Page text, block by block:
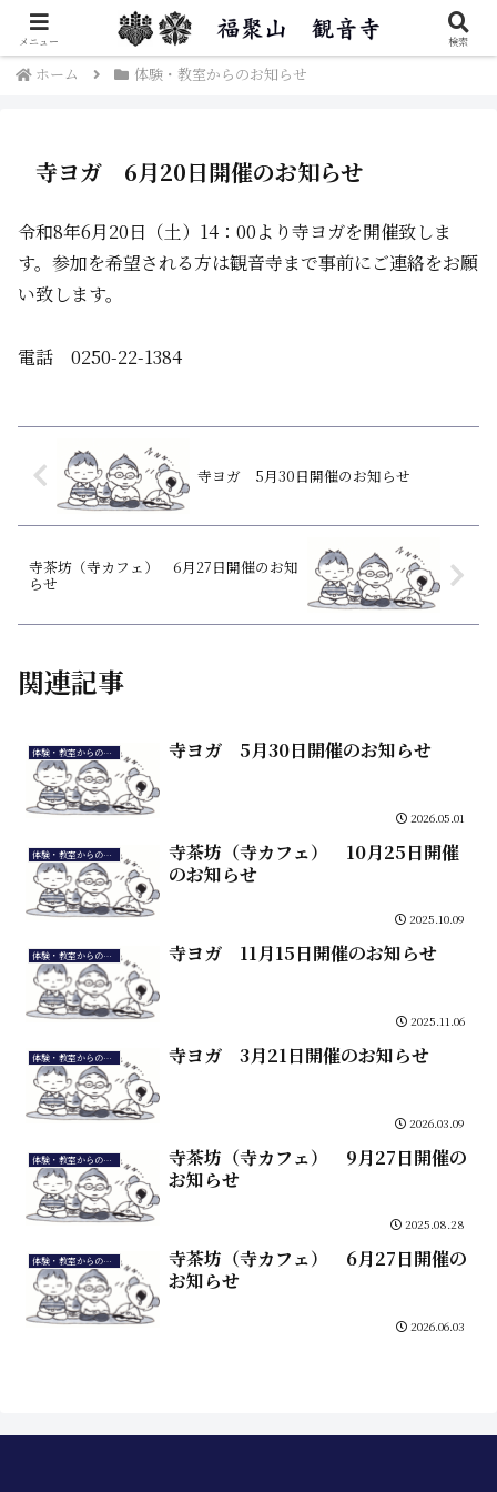
秋葉区福聚楽山観音寺のご紹介です。
ホーム 体験・教室からのお知らせ
寺ヨガ 6月20日開催のお知らせ
令和8年6月20日（土）14：00より寺ヨガを開催致しま
す。参加を希望される方は観音寺まで事前にご連絡をお願
い致します。
電話 0250-22-1384
寺ヨガ 5月30日開催のお知らせ
寺茶坊（寺カフェ） 6月27日開催のお知
らせ
関連記事
体験・教室からのお知らせ 寺ヨガ 5月30日開催のお知らせ
2026.05.01
体験・教室からのお知らせ
寺茶坊（寺カフェ） 10月25日開催
のお知らせ
2025.10.09
体験・教室からのお知らせ 寺ヨガ 11月15日開催のお知らせ
2025.11.06
体験・教室からのお知らせ 寺ヨガ 3月21日開催のお知らせ
2026.03.09
体験・教室からのお知らせ
寺茶坊（寺カフェ） 9月27日開催の
お知らせ
2025.08.28
体験・教室からのお知らせ
寺茶坊（寺カフェ） 6月27日開催の
お知らせ
2026.06.03
メニュー 検索